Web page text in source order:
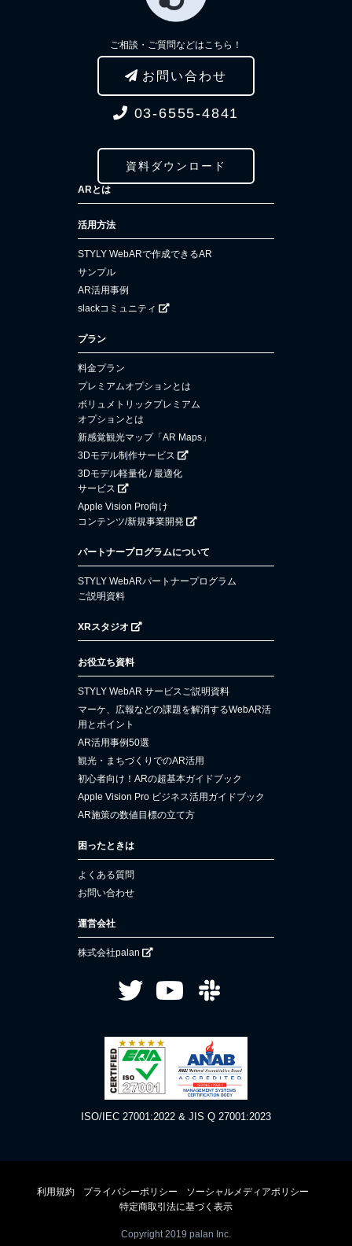
ご相談・ご質問などはこちら！
お問い合わせ
03-6555-4841
資料ダウンロード
ARとは
活用方法
STYLY WebARで作成できるAR
サンプル
AR活用事例
slackコミュニティ
プラン
料金プラン
プレミアムオプションとは
ボリュメトリックプレミアム
オプションとは
新感覚観光マップ「AR Maps」
3Dモデル制作サービス
3Dモデル軽量化 / 最適化
サービス
Apple Vision Pro向け
コンテンツ/新規事業開発
パートナープログラムについて
STYLY WebARパートナープログラム
ご説明資料
XRスタジオ
お役立ち資料
STYLY WebAR サービスご説明資料
マーケ、広報などの課題を解消するWebAR活
用とポイント
AR活用事例50選
観光・まちづくりでのAR活用
初心者向け！ARの超基本ガイドブック
Apple Vision Pro ビジネス活用ガイドブック
AR施策の数値目標の立て方
困ったときは
よくある質問
お問い合わせ
運営会社
株式会社palan
ISO/IEC 27001:2022 & JIS Q 27001:2023
利用規約 プライバシーポリシー
ソーシャルメディアポリシー
特定商取引法に基づく表示
Copyright 2019 palan Inc.